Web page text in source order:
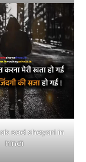
sad shayari in
hindi